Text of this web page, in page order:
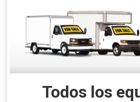
Todos los